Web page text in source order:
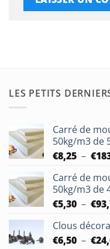
LES PETITS
Carré de
50kg/m3 de
€8,25 – €
Carré de
50kg/m3 de
€5,30 – €
Clous
€6,50 – €